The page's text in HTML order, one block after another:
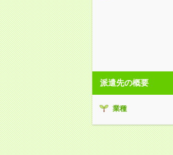
派遣先の概要
業種